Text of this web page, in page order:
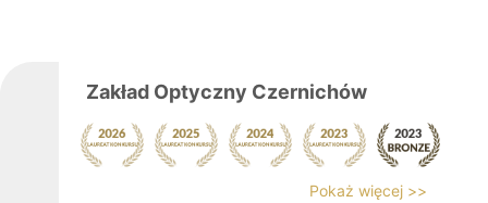
Zakład Optyczny Czernichów
Pokaż więcej >>